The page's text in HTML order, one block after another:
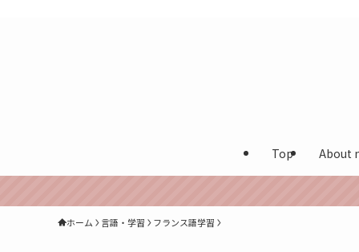
Top About
ホーム 言語・学習 フランス語学習